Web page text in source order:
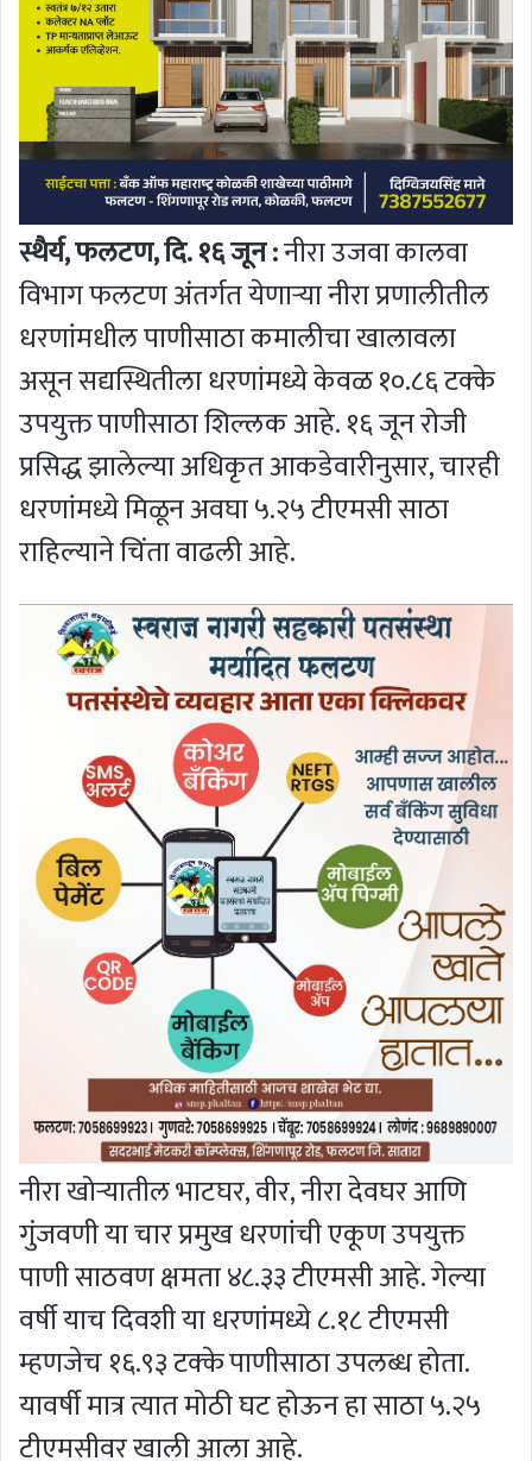
स्थैर्य, फलटण, दि. १६ जून :नीरा उजवा कालवा
विभाग फलटण अंतर्गत येणाऱ्या नीरा प्रणालीतील
धरणांमधील पाणीसाठा कमालीचा खालावला
असून सद्यस्थितीला धरणांमध्ये केवळ १०.८६ टक्के
उपयुक्त पाणीसाठा शिल्लक आहे. १६ जून रोजी
प्रसिद्ध झालेल्या अधिकृत आकडेवारीनुसार, चारही
धरणांमध्ये मिळून अवघा ५.२५ टीएमसी साठा
राहिल्याने चिंता वाढली आहे.
नीरा खोऱ्यातील भाटघर, वीर, नीरा देवघर आणि
गुंजवणी या चार प्रमुख धरणांची एकूण उपयुक्त
पाणी साठवण क्षमता ४८.३३ टीएमसी आहे. गेल्या
वर्षी याच दिवशी या धरणांमध्ये ८.१८ टीएमसी
म्हणजेच १६.९३ टक्के पाणीसाठा उपलब्ध होता.
यावर्षी मात्र त्यात मोठी घट होऊन हा साठा ५.२५
टीएमसीवर खाली आला आहे.